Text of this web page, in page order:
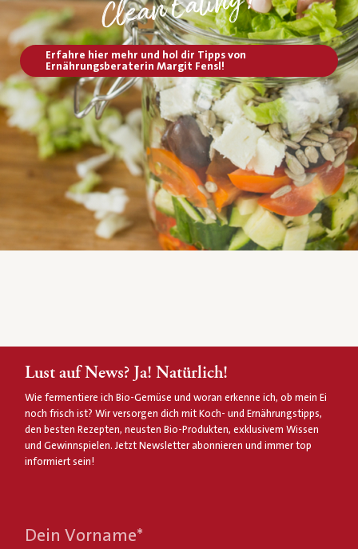
Erfahre hier mehr und hol dir Tipps von
Ernährungsberaterin Margit Fensl!
Lust auf News? Ja! Natürlich!
Wie fermentiere ich Bio-Gemüse und woran erkenne ich, ob mein Ei
noch frisch ist? Wir versorgen dich mit Koch- und Ernährungstipps,
den besten Rezepten, neusten Bio-Produkten, exklusivem Wissen
und Gewinnspielen. Jetzt Newsletter abonnieren und immer top
informiert sein!
Dein Vorname*